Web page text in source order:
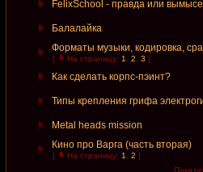
FelixSchool - правда или
Балалайка
Форматы музыки, кодировка,
[ На страницу: 1 2 3 ]
Как сделать корпс-пэинт?
Типы крепления грифа
Metal heads mission
Кино про Вaргa (часть вторая)
[ На страницу: 1 2 ]